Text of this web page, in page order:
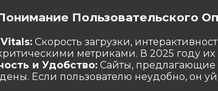
Пользовательского
Скорость загрузки,
метриками. В 2025 году их
и Удобство: Сайты, предлагающие
Если пользователю неудобно, он